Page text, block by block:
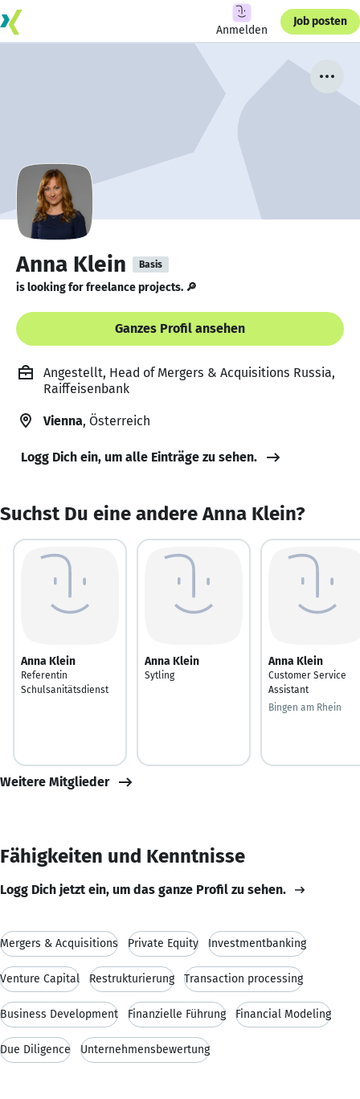
Anmelden
Job posten
Anna Klein Basis
is looking for freelance projects. 🔎
Ganzes Profil ansehen
Angestellt, Head of Mergers & Acquisitions Russia,
Raiffeisenbank
Vienna, Österreich
Logg Dich ein, um alle Einträge zu sehen.
Suchst Du eine andere Anna Klein?
Anna Klein
Referentin
Schulsanitätsdienst
Anna Klein
Sytling
Anna Klein
Customer Service
Assistant
Bingen am Rhein
Weitere Mitglieder
Fähigkeiten und Kenntnisse
Logg Dich jetzt ein, um das ganze Profil zu sehen.
Mergers & Acquisitions Private Equity Investmentbanking
Venture Capital Restrukturierung Transaction processing
Business Development Finanzielle Führung Financial Modeling
Due Diligence Unternehmensbewertung